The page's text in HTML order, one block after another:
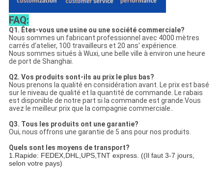
FAQ:
Q1. Êtes-vous une usine ou une société commerciale?
Nous sommes un fabricant professionnel avec 4000 mètres
carrés d'atelier, 100 travailleurs et 20 ans' expérience.
Nous sommes situés à Wuxi, une belle ville à environ une heure
de port de Shanghai.
Q2. Vos produits sont-ils au prix le plus bas?
Nous prenons la qualité en considération avant. Le prix est basé
sur le niveau de qualité et la quantité de commande. Le rabais
est disponible de notre part si la commande est grande.Vous
avez le meilleur prix que la compagnie commerciale..
Q3. Tous les produits ont une garantie?
Oui, nous offrons une garantie de 5 ans pour nos produits.
Quels sont les moyens de transport?
1.Rapide: FEDEX,DHL,UPS,TNT express. ((Il faut 3-7 jours,
selon votre pays)